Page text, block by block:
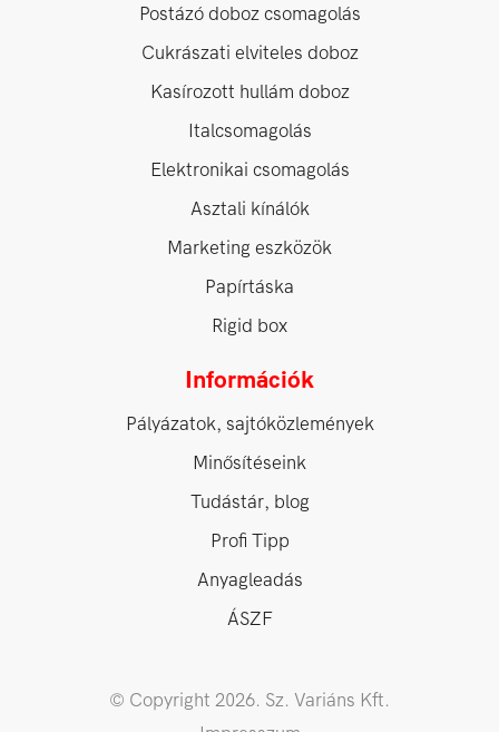
Postázó doboz csomagolás
Cukrászati elviteles doboz
Kasírozott hullám doboz
Italcsomagolás
Elektronikai csomagolás
Asztali kínálók
Marketing eszközök
Papírtáska
Rigid box
Információk
Pályázatok, sajtóközlemények
Minősítéseink
Tudástár, blog
Profi Tipp
Anyagleadás
ÁSZF
© Copyright 2026. Sz. Variáns Kft.